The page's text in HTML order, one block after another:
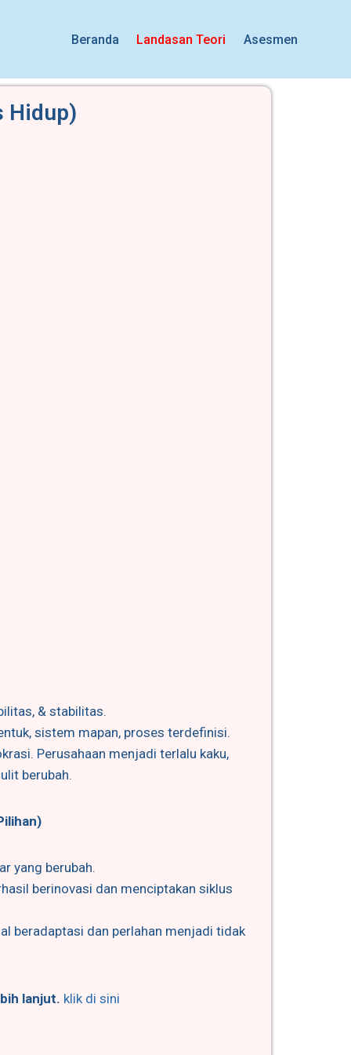
Beranda Landasan Teori Asesmen
Hidup)
& stabilitas.
sistem mapan, proses terdefinisi.
Perusahaan menjadi terlalu kaku,
berubah.
yang berubah.
berinovasi dan menciptakan siklus
beradaptasi dan perlahan menjadi tidak
lanjut. klik di sini